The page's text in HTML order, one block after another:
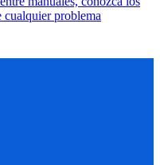
cualquier problema